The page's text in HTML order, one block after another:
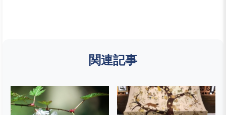
関連記事